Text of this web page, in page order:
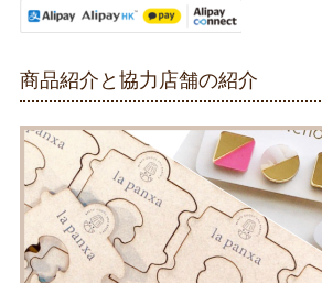
商品紹介と協力店舗の紹介